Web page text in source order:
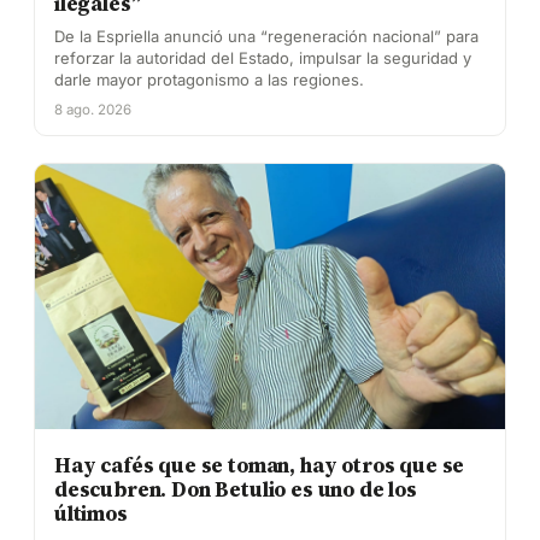
De la Espriella anunció una “regeneración nacional” para
reforzar la autoridad del Estado, impulsar la seguridad y
darle mayor protagonismo a las regiones.
8 ago. 2026
Hay cafés que se toman, hay otros que se
descubren. Don Betulio es uno de los
últimos